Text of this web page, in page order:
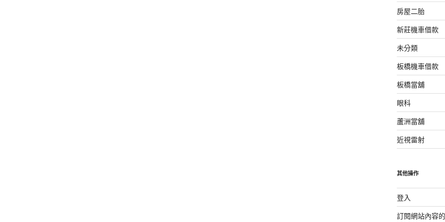
房屋二胎
新莊機車借款
未分類
板橋機車借款
板橋當舖
眼科
蘆洲當舖
近視雷射
其他操作
登入
訂閱網站內容